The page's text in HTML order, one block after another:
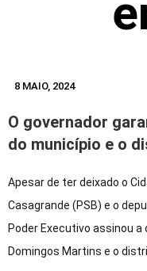
8 MAIO, 2024
O governador
do município e o
Apesar de ter deixado o
Casagrande (PSB) e o
Poder Executivo assinou
Domingos Martins e o